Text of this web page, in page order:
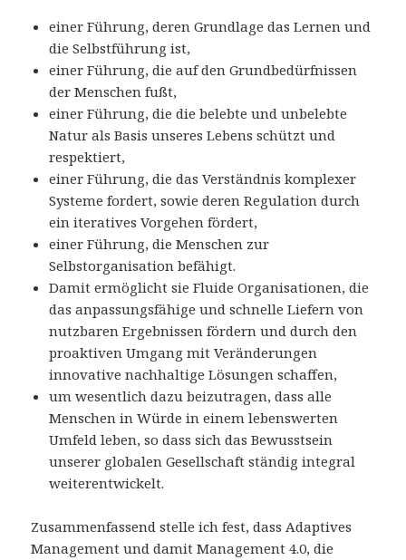
einer Führung, deren Grundlage das Lernen und
die Selbstführung ist,
einer Führung, die auf den Grundbedürfnissen
der Menschen fußt,
einer Führung, die die belebte und unbelebte
Natur als Basis unseres Lebens schützt und
respektiert,
einer Führung, die das Verständnis komplexer
Systeme fordert, sowie deren Regulation durch
ein iteratives Vorgehen fördert,
einer Führung, die Menschen zur
Selbstorganisation befähigt.
Damit ermöglicht sie Fluide Organisationen, die
das anpassungsfähige und schnelle Liefern von
nutzbaren Ergebnissen fördern und durch den
proaktiven Umgang mit Veränderungen
innovative nachhaltige Lösungen schaffen,
um wesentlich dazu beizutragen, dass alle
Menschen in Würde in einem lebenswerten
Umfeld leben, so dass sich das Bewusstsein
unserer globalen Gesellschaft ständig integral
weiterentwickelt.
Zusammenfassend stelle ich fest, dass Adaptives
Management und damit Management 4.0, die